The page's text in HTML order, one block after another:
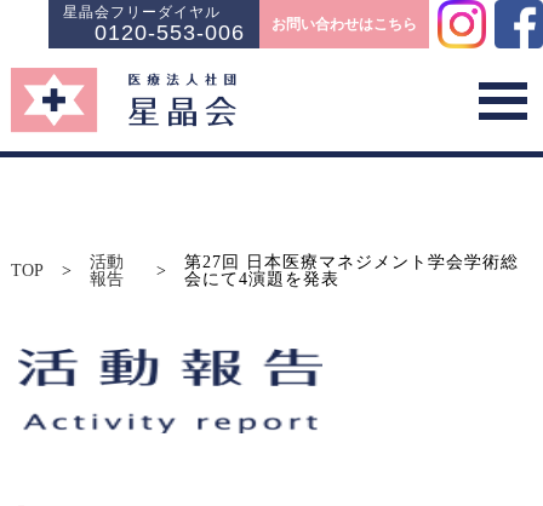
星晶会フリーダイヤル
0120-553-006 お問い合わせはこちら
TOP >
活動
報告
>
第27回 日本医療マネジメント学会学術総
会にて4演題を発表